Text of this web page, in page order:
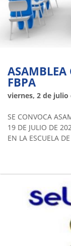
ASAMBLEA
FBPA
viernes, 2 de julio
SE CONVOCA
19 DE JULIO DE
EN LA ESCUELA